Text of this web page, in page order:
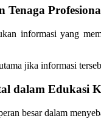
Tenaga
informasi yang
jika informasi
dalam Edukasi
besar dalam